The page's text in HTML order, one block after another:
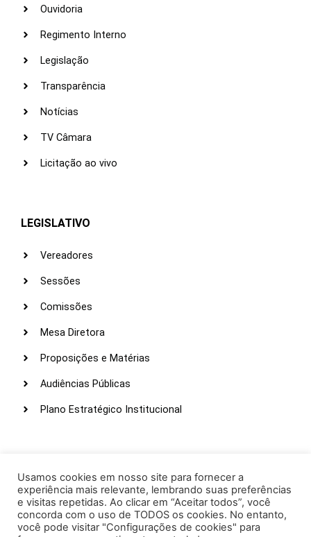
Ouvidoria
Regimento Interno
Legislação
Transparência
Notícias
TV Câmara
Licitação ao vivo
LEGISLATIVO
Vereadores
Sessões
Comissões
Mesa Diretora
Proposições e Matérias
Audiências Públicas
Plano Estratégico Institucional
Webmail
Intranet
Administração
Usamos cookies em nosso site para fornecer a
experiência mais relevante, lembrando suas preferências
e visitas repetidas. Ao clicar em “Aceitar todos”, você
concorda com o uso de TODOS os cookies. No entanto,
você pode visitar "Configurações de cookies" para